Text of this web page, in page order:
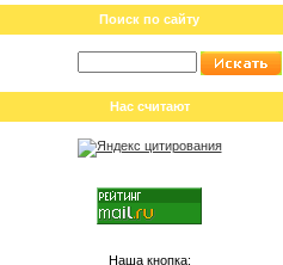
Поиск по сайту
Нас считают
Наша кнопка: